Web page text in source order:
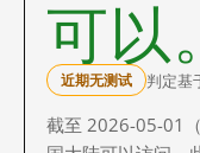
可以。
近期无测试 判定基
截至 2026-05-01